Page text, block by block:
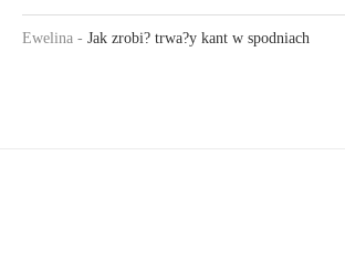
Ewelina - Jak zrobi? trwa?y kant w spodniach